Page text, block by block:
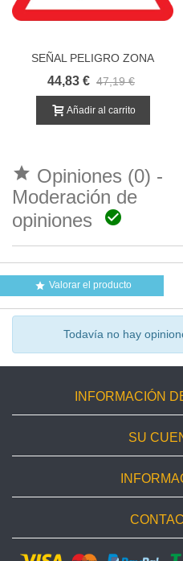
SEÑAL PELIGRO ZONA
ESCOLAR
44,83 € 47,19 €
Añadir al carrito
 Opiniones (0) -
Moderación de
opiniones

 Valorar el producto
Todavía no hay
INFORMACIÓN
SU